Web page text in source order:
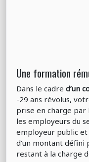
Une formation
Dans le cadre d’un
-29 ans révolus,
prise en charge par
les employeurs du
employeur public et
d'un montant défini
restant à la charge